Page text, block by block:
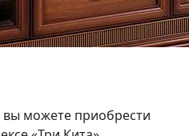
вы можете приобрести